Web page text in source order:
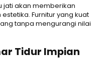
jati akan memberikan
Furnitur yang kuat
tanpa mengurangi nilai
Tidur Impian